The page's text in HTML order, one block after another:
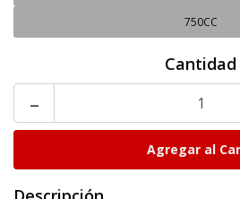
750CC
Cantidad
-